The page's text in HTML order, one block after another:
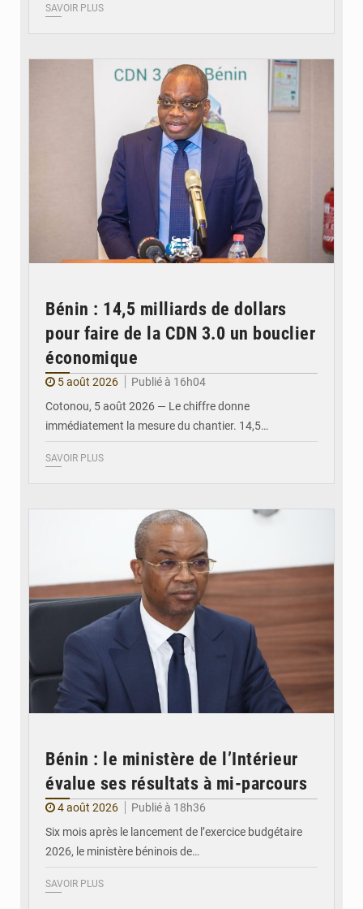
SAVOIR PLUS
© Ministère du Cadre de Vie et des Transports, chargé du Développement
Bénin : 14,5 milliards de dollars
pour faire de la CDN 3.0 un bouclier
économique
5 août 2026
Publié à 16h04
Cotonou, 5 août 2026 — Le chiffre donne
immédiatement la mesure du chantier. 14,5…
SAVOIR PLUS
Bénin : le ministère de l’Intérieur
évalue ses résultats à mi-parcours
4 août 2026
Publié à 18h36
Six mois après le lancement de l’exercice budgétaire
2026, le ministère béninois de…
SAVOIR PLUS